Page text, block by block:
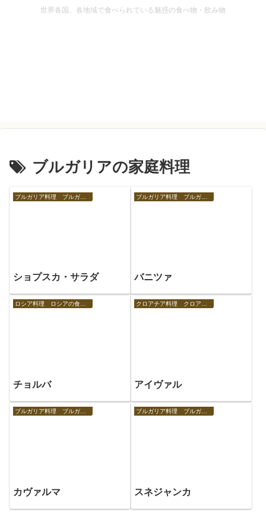
世界各国、各地域で食べられている魅惑の食べ物・飲み物
ブルガリアの家庭料理
ショプスカ・サラダ バニツァ
ロシア料理 ロシアの食べ物
チョルバ
クロアチア料理 クロアチアの食べ物
アイヴァル
カヴァルマ スネジャンカ